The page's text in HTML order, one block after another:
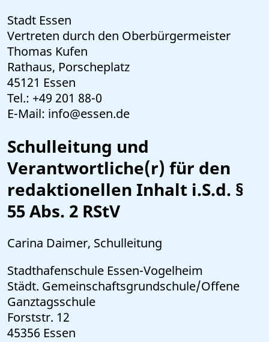
Stadt Essen
Vertreten durch den Oberbürgermeister
Thomas Kufen
Rathaus, Porscheplatz
45121 Essen
Tel.: +49 201 88-0
E-Mail: info@essen.de
Schulleitung und
Verantwortliche(r) für den
redaktionellen Inhalt i.S.d. §
55 Abs. 2 RStV
Carina Daimer, Schulleitung
Stadthafenschule Essen-Vogelheim
Städt. Gemeinschaftsgrundschule/Offene
Ganztagsschule
Forststr. 12
45356 Essen